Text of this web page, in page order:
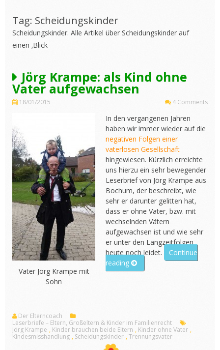
Tag: Scheidungskinder
Scheidungskinder. Alle Artikel über Scheidungskinder auf
einen ‚Blick
Jörg Krampe: als Kind ohne
Vater aufgewachsen
18/01/2015 4 Comments
Vater Jörg Krampe mit
Sohn
In den vergangenen Jahren
haben wir immer wieder auf die
negativen Folgen einer
vaterlosen Gesellschaft
hingewiesen. Kürzlich erreichte
uns hierzu ein sehr bewegender
Leserbrief von Jörg Krampe aus
Bochum, der beschreibt, wie
sehr er darunter gelitten hat,
dass er ohne Vater, bzw. mit
wechselnden Vätern
aufgewachsen ist und wie sehr
er unter den Langzeitfolgen
heute noch leidet.
Continue
reading „Jörg
Krampe:
aufgewachsen“
Der Elterncoach
Leserbriefe – Eltern, Großeltern & Kinder im Familienrecht
Jörg Krampe , Kinder brauchen beide Eltern , Kinder ohne Väter ,
Kindesmisshandlung , Scheidungskinder ,Trennungsvater